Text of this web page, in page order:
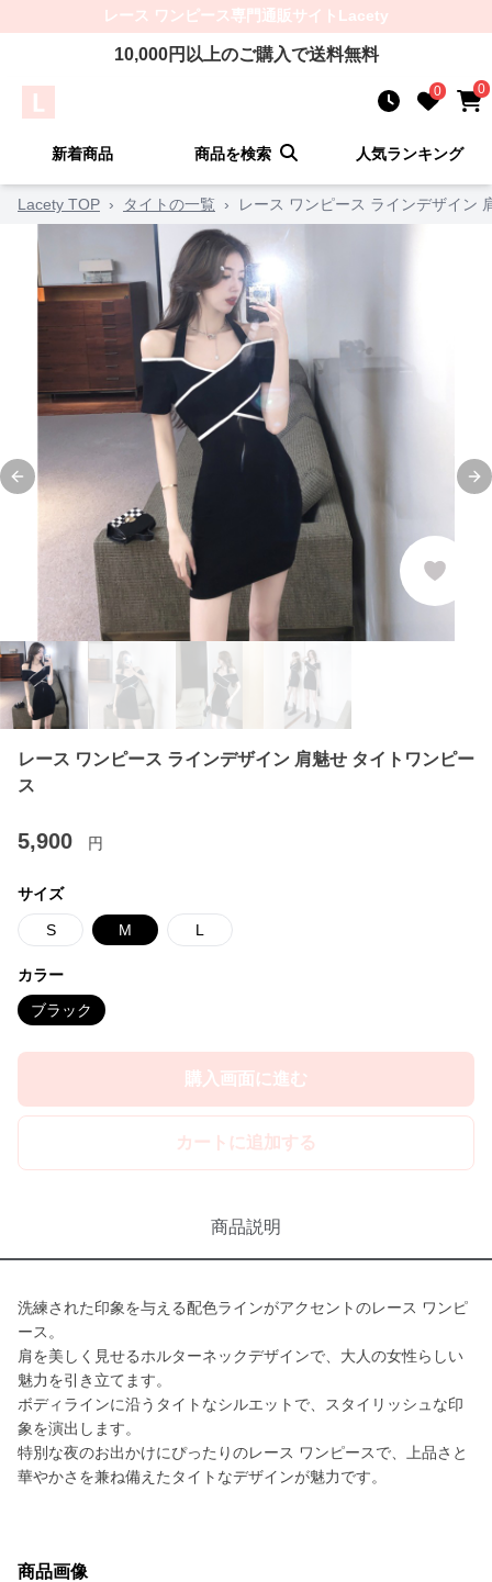
レース ワンピース専門通販サイト Lacety
10,000円以上のご購入で送料無料
0 0
新着商品 商品を検索 人気ランキング
Lacety TOP › タイトの一覧 › レース ワンピース ラインデザイン
Previous slide
レース ワンピース ラインデザイン 肩魅せ タイトワンピー
ス
5,900 円
サイズ
S M L
カラー
ブラック
購入画面に進む
カートに追加する
商品説明
洗練された印象を与える配色ラインがアクセントのレース ワンピ
ース。
肩を美しく見せるホルターネックデザインで、大人の女性らしい
魅力を引き立てます。
ボディラインに沿うタイトなシルエットで、スタイリッシュな印
象を演出します。
特別な夜のお出かけにぴったりのレース ワンピースで、上品さと
華やかさを兼ね備えたタイトなデザインが魅力です。
商品画像